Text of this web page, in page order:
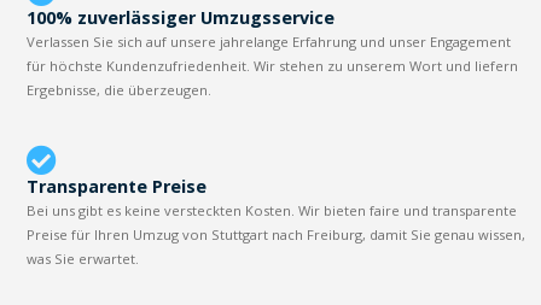
100% zuverlässiger Umzugsservice
Verlassen Sie sich auf unsere jahrelange Erfahrung und unser Engagement
für höchste Kundenzufriedenheit. Wir stehen zu unserem Wort und liefern
Ergebnisse, die überzeugen.
Transparente Preise
Bei uns gibt es keine versteckten Kosten. Wir bieten faire und transparente
Preise für Ihren Umzug von Stuttgart nach Freiburg, damit Sie genau wissen,
was Sie erwartet.